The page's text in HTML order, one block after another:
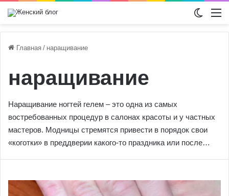
Главная / наращивание
наращивание
Наращивание ногтей гелем – это одна из самых
востребованных процедур в салонах красоты и у частных
мастеров. Модницы стремятся привести в порядок свои
«коготки» в преддверии какого-то праздника или после…